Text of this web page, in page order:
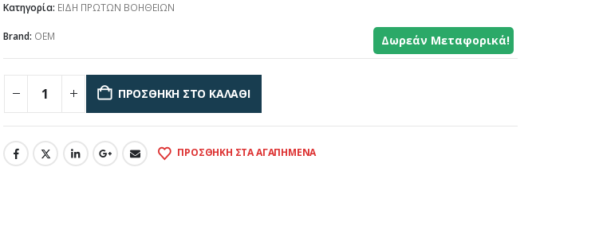
Κατηγορία: ΕΙΔΗ ΠΡΩΤΩΝ ΒΟΗΘΕΙΩΝ
Brand: OEM Δωρεάν Μεταφορικά!
ΠΡΟΣΘΉΚΗ ΣΤΟ ΚΑΛΆΘΙ
ΠΡΟΣΘΉΚΗ ΣΤΑ ΑΓΑΠΗΜΈΝΑ